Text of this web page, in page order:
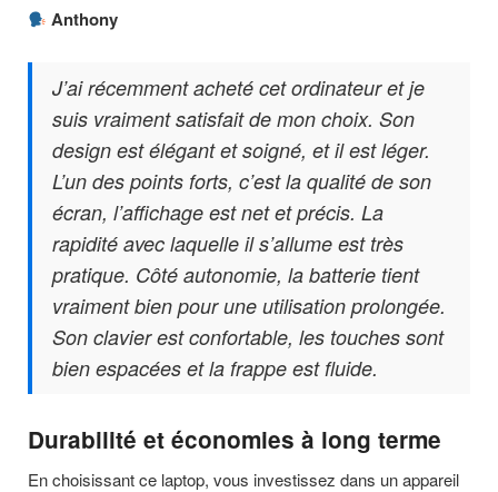
Anthony
J’ai récemment acheté cet ordinateur et je
suis vraiment satisfait de mon choix. Son
design est élégant et soigné, et il est léger.
L’un des points forts, c’est la qualité de son
écran, l’affichage est net et précis. La
rapidité avec laquelle il s’allume est très
pratique. Côté autonomie, la batterie tient
vraiment bien pour une utilisation prolongée.
Son clavier est confortable, les touches sont
bien espacées et la frappe est fluide.
Durabilité et économies à long terme
En choisissant ce laptop, vous investissez dans un appareil